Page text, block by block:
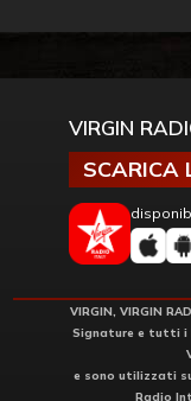
VIRGIN
SCARICA
VIRGIN, VIRGIN
Signature e tutti i
e sono utilizzati
Radio